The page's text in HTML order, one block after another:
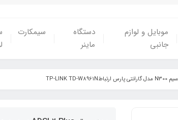
موبایل و لوازم
جانبی
دستگاه
ماینر
سیمکارت